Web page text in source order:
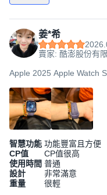
姜*希
賣家: 酷澎股份有
Apple 2025 Apple Watch
智慧功能 功能豐富且方便
CP值
CP值很高
使用時間 普通
設計
非常滿意
重量
很輕